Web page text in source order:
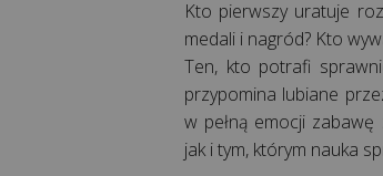
Kto pierwszy uratuje
medali i nagród? Kto
Ten, kto potrafi
przypomina lubiane
w pełną emocji
jak i tym, którym nauka